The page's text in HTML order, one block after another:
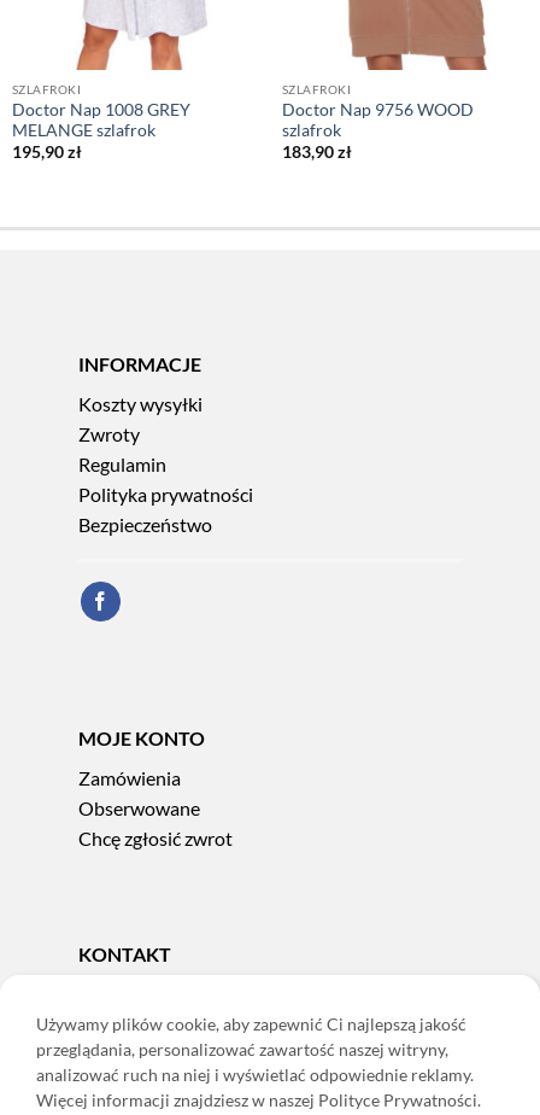
SZLAFROKI
Doctor Nap 1008 GREY
MELANGE szlafrok
195,90zł
SZLAFROKI
Doctor Nap 9756 WOOD
szlafrok
183,90zł
INFORMACJE
Koszty wysyłki
Zwroty
Regulamin
Polityka prywatności
Bezpieczeństwo
MOJE KONTO
Zamówienia
Obserwowane
Chcę zgłosić zwrot
KONTAKT
e-mail:sklep@adoris.pl
poniedziałek - piątek 8:00-16:00
Adoris Dorota Święcka
Używamy plików cookie, aby zapewnić Ci najlepszą jakość
przeglądania, personalizować zawartość naszej witryny,
analizować ruch na niej i wyświetlać odpowiednie reklamy.
Więcej informacji znajdziesz w naszej Polityce Prywatności.